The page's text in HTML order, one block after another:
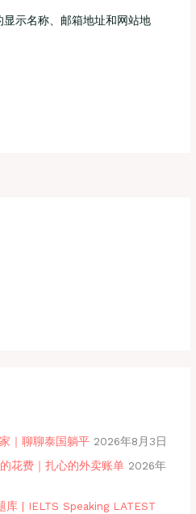
示名称、邮箱地址和网站地
｜聊聊泰国躺平 2026年8月3日
花费｜扎心的外卖账单 2026年
| IELTS Speaking LATEST